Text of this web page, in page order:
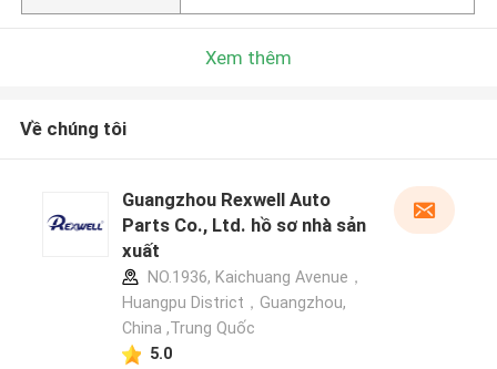
Xem thêm
Về chúng tôi
Guangzhou Rexwell Auto
Parts Co., Ltd. hồ sơ nhà sản
xuất
NO.1936, Kaichuang Avenue，
Huangpu District，Guangzhou,
China ,Trung Quốc
5.0